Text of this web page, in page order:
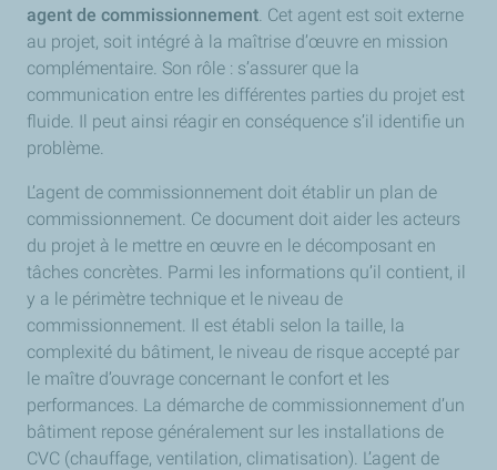
agent de commissionnement. Cet agent est soit externe
au projet, soit intégré à la maîtrise d’œuvre en mission
complémentaire. Son rôle : s’assurer que la
communication entre les différentes parties du projet est
fluide. Il peut ainsi réagir en conséquence s’il identifie un
problème.
L’agent de commissionnement doit établir un plan de
commissionnement. Ce document doit aider les acteurs
du projet à le mettre en œuvre en le décomposant en
tâches concrètes. Parmi les informations qu’il contient, il
y a le périmètre technique et le niveau de
commissionnement. Il est établi selon la taille, la
complexité du bâtiment, le niveau de risque accepté par
le maître d’ouvrage concernant le confort et les
performances. La démarche de commissionnement d’un
bâtiment repose généralement sur les installations de
CVC (chauffage, ventilation, climatisation). L’agent de